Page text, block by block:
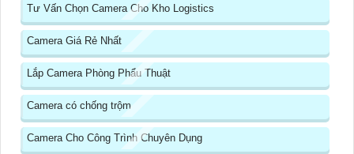
Tư Vấn Chọn Camera Cho Kho Logistics
Camera Giá Rẻ Nhất
Lắp Camera Phòng Phẩu Thuật
Camera có chống trộm
Camera Cho Công Trình Chuyên Dụng